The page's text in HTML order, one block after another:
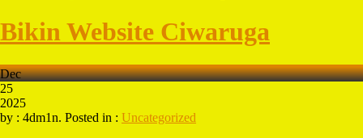
Bikin Website Ciwaruga
Dec
25
2025
by : 4dm1n. Posted in : Uncategorized